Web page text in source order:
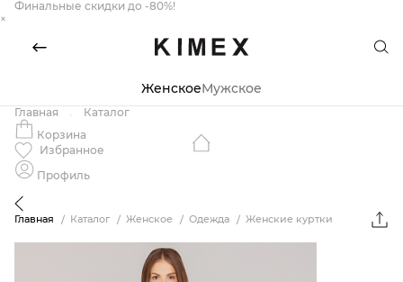
Финальные скидки до -80%!
×
ЖенскоеМужское
Главная
Каталог
Корзина
Избранное
Профиль
Главная Каталог Женское Одежда Женские куртки